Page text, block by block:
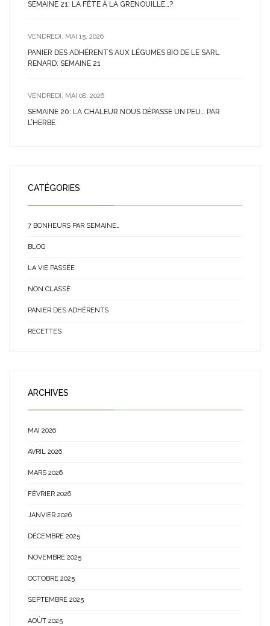
SEMAINE 21: LA FÊTE À LA GRENOUILLE…?
VENDREDI, MAI 15, 2026
PANIER DES ADHÉRENTS AUX LÉGUMES BIO DE LE SARL
RENARD: SEMAINE 21
VENDREDI, MAI 08, 2026
SEMAINE 20: LA CHALEUR NOUS DÉPASSE UN PEU… PAR
L’HERBE
CATÉGORIES
7 BONHEURS PAR SEMAINE…
BLOG
LA VIE PASSÉE
NON CLASSÉ
PANIER DES ADHÉRENTS
RECETTES
ARCHIVES
MAI 2026
AVRIL 2026
MARS 2026
FÉVRIER 2026
JANVIER 2026
DÉCEMBRE 2025
NOVEMBRE 2025
OCTOBRE 2025
SEPTEMBRE 2025
AOÛT 2025